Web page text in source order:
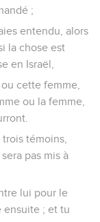
;
entendu, alors
la chose est
en Israël,
cette femme,
ou la femme,
témoins,
pas mis à
lui pour le
ensuite ; et tu